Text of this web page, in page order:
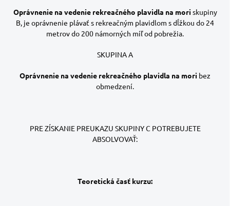
Oprávnenie na vedenie rekreačného plavidla na moriskupiny
B, je oprávnenie plávať s rekreačným plavidlom s dĺžkou do 24
metrov do 200 námorných míľ od pobrežia.
SKUPINA A
Oprávnenie na vedenie rekreačného plavidla na mori bez
obmedzení.
PRE ZÍSKANIE PREUKAZU SKUPINY C POTREBUJETE
ABSOLVOVAŤ:
Teoretická časť kurzu: